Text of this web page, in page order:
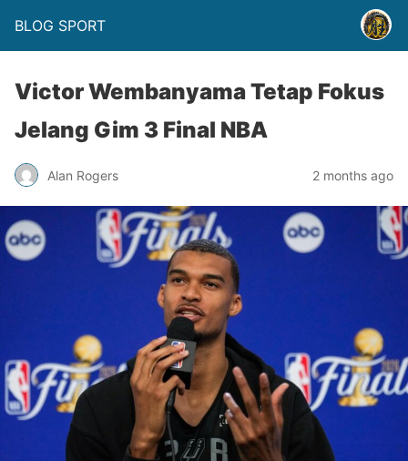
BLOG SPORT
Victor Wembanyama Tetap Fokus
Jelang Gim 3 Final NBA
Alan Rogers 2 months ago